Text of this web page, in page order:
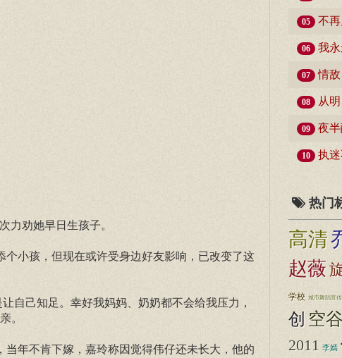
力劝她早日生孩子。
小孩，但现在或许受身边好友影响，已改变了这
自己知足。幸好我妈妈、奶奶都不会给我压力，
。
年不肯下嫁，嘉玲称因觉得伟仔还未长大，他的
05 不
06 我
07 情敌
08 从
09 夜
10 执
热门
高清
赵薇
学校 城市舞蹈宣传
创 空
2011 李嫣